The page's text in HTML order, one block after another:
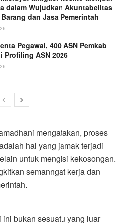
dalam Wujudkan Akuntabelitas
dan Jasa Pemerintah
Pegawai, 400 ASN Pemkab
Profiling ASN 2026
mengatakan, proses
hal yang jamak terjadi
untuk mengisi kekosongan.
semanngat kerja dan
bukan sesuatu yang luar